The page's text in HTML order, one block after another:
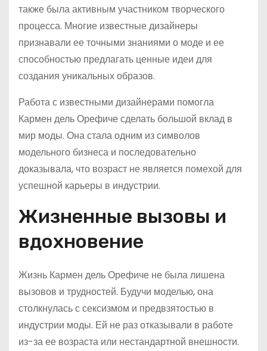
также была активным участником творческого
процесса. Многие известные дизайнеры
признавали ее точными знаниями о моде и ее
способностью предлагать ценные идеи для
создания уникальных образов.
Работа с известными дизайнерами помогла
Кармен дель Орефиче сделать большой вклад в
мир моды. Она стала одним из символов
модельного бизнеса и последовательно
доказывала, что возраст не является помехой для
успешной карьеры в индустрии.
Жизненные вызовы и
вдохновение
Жизнь Кармен дель Орефиче не была лишена
вызовов и трудностей. Будучи моделью, она
столкнулась с сексизмом и предвзятостью в
индустрии моды. Ей не раз отказывали в работе
из-за ее возраста или нестандартной внешности.